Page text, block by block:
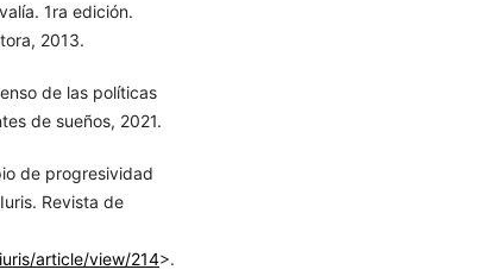
1ra edición.
2013.
de las políticas
de sueños, 2021.
de progresividad
Revista de
article/view/214>.